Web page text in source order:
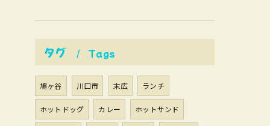
タグ Tags
鳩ヶ谷 川口市 末広 ランチ
ホットドッグ カレー ホットサンド